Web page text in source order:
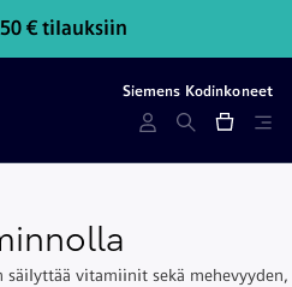
€ tilauksiin
Siemens Kodinkoneet
vitamiinit sekä mehevyyden,